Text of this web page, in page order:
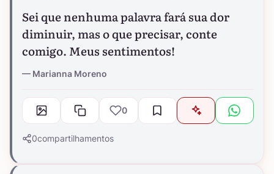
Sei que nenhuma palavra fará sua dor
diminuir, mas o que precisar, conte
comigo. Meus sentimentos!
Marianna Moreno
0
0compartilhamentos